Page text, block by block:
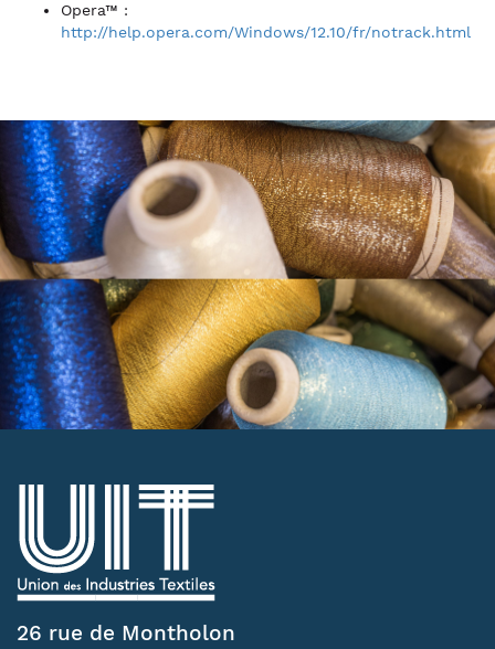
Opera™ :
http://help.opera.com/Windows/12.10/fr/notrack.html
26 rue de Montholon